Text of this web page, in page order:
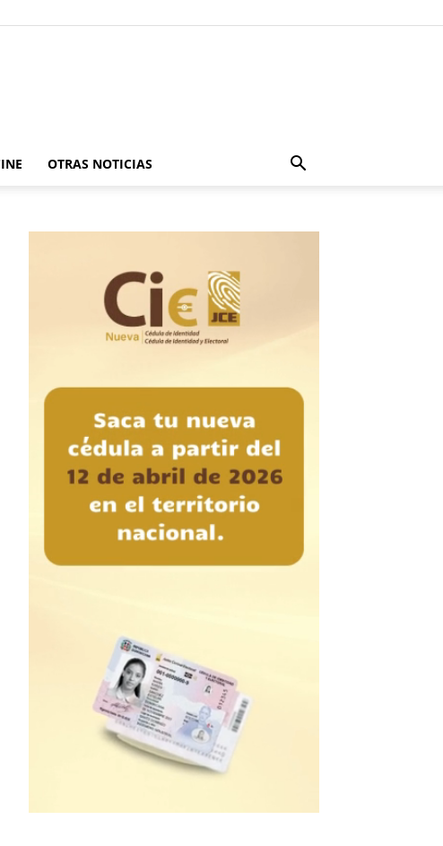
OTRAS NOTICIAS